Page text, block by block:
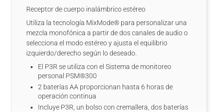
Receptor de cuerpo inalámbrico estéreo
Utiliza la tecnología MixMode® para personalizar una
mezcla monofónica a partir de dos canales de audio o
selecciona el modo estéreo y ajusta el equilibrio
izquierdo/derecho según lo deseado.
El P3R se utiliza con el Sistema de monitoreo
personal PSM®300
2 baterías AA proporcionan hasta 6 horas de
operación continua
Incluye P3R, un bolso con cremallera, dos baterías